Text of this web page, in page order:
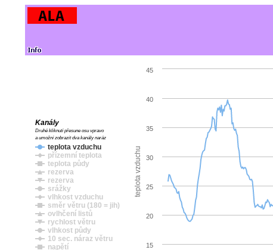
teplota vzduchu
teplota vzduchu
přízemní teplota
teplota půdy
rezerva
rezerva
srážky
vlhkost vzduchu
směr větru (180 = jih)
ovlhčení listů
rychlost větru
vlhkost půdy
10 sec. náraz větru
napětí
Kanály
Druhé kliknutí přesune osu vpravo
a umožní zobrazit dva kanály naráz
15
20
25
30
35
40
45